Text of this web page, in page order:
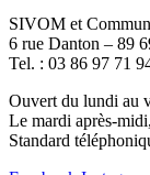
SIVOM et
6 rue Danton – 89
Tel. : 03 86 97 71
Ouvert du lundi au
Le mardi après-
Standard